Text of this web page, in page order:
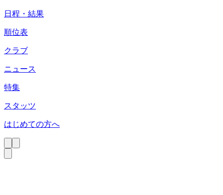
日程・結果
順位表
クラブ
ニュース
特集
スタッツ
はじめての方へ